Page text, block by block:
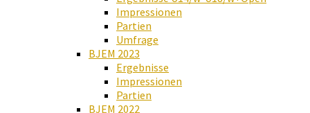
Impressionen
Partien
Umfrage
BJEM 2023
Ergebnisse
Impressionen
Partien
BJEM 2022